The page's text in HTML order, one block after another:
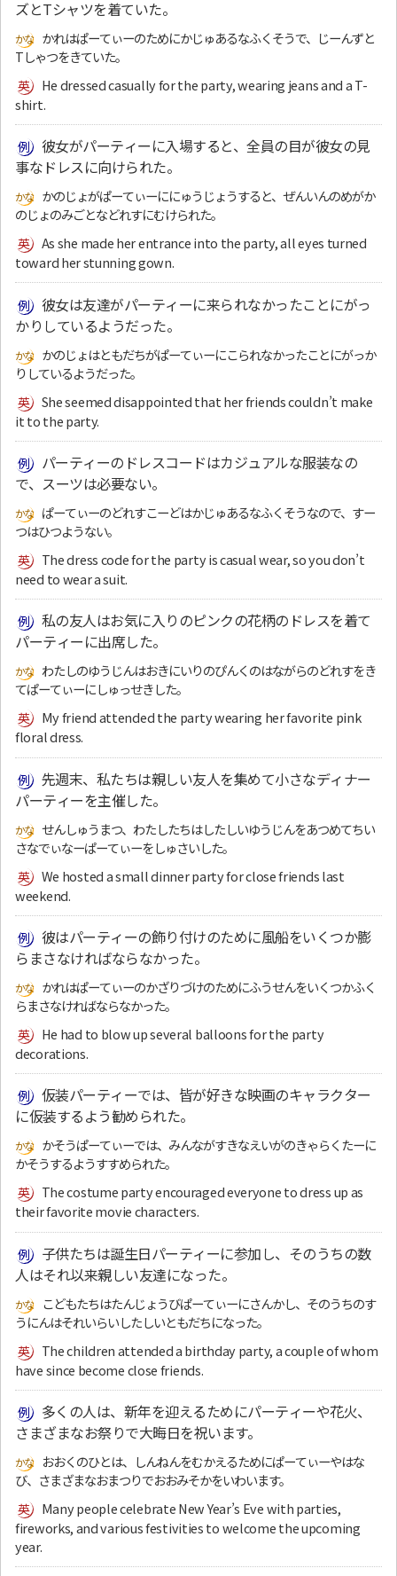
ズとTシャツを着ていた。
かれはぱーてぃーのためにかじゅあるなふくそうで、じーんずと
Tしゃつをきていた。
He dressed casually for the party, wearing jeans and a T-
shirt.
彼女がパーティーに入場すると、全員の目が彼女の見
事なドレスに向けられた。
かのじょがぱーてぃーににゅうじょうすると、ぜんいんのめがか
のじょのみごとなどれすにむけられた。
As she made her entrance into the party, all eyes turned
toward her stunning gown.
彼女は友達がパーティーに来られなかったことにがっ
かりしているようだった。
かのじょはともだちがぱーてぃーにこられなかったことにがっか
りしているようだった。
She seemed disappointed that her friends couldn’t make
it to the party.
パーティーのドレスコードはカジュアルな服装なの
で、スーツは必要ない。
ぱーてぃーのどれすこーどはかじゅあるなふくそうなので、すー
つはひつようない。
The dress code for the party is casual wear, so you don’t
need to wear a suit.
私の友人はお気に入りのピンクの花柄のドレスを着て
パーティーに出席した。
わたしのゆうじんはおきにいりのぴんくのはながらのどれすをき
てぱーてぃーにしゅっせきした。
My friend attended the party wearing her favorite pink
floral dress.
先週末、私たちは親しい友人を集めて小さなディナー
パーティーを主催した。
せんしゅうまつ、わたしたちはしたしいゆうじんをあつめてちい
さなでぃなーぱーてぃーをしゅさいした。
We hosted a small dinner party for close friends last
weekend.
彼はパーティーの飾り付けのために風船をいくつか膨
らまさなければならなかった。
かれはぱーてぃーのかざりづけのためにふうせんをいくつかふく
らまさなければならなかった。
He had to blow up several balloons for the party
decorations.
仮装パーティーでは、皆が好きな映画のキャラクター
に仮装するよう勧められた。
かそうぱーてぃーでは、みんながすきなえいがのきゃらくたーに
かそうするようすすめられた。
The costume party encouraged everyone to dress up as
their favorite movie characters.
子供たちは誕生日パーティーに参加し、そのうちの数
人はそれ以来親しい友達になった。
こどもたちはたんじょうびぱーてぃーにさんかし、そのうちのす
うにんはそれいらいしたしいともだちになった。
The children attended a birthday party, a couple of whom
have since become close friends.
多くの人は、新年を迎えるためにパーティーや花火、
さまざまなお祭りで大晦日を祝います。
おおくのひとは、しんねんをむかえるためにぱーてぃーやはな
び、さまざまなおまつりでおおみそかをいわいます。
Many people celebrate New Year’s Eve with parties,
fireworks, and various festivities to welcome the upcoming
year.